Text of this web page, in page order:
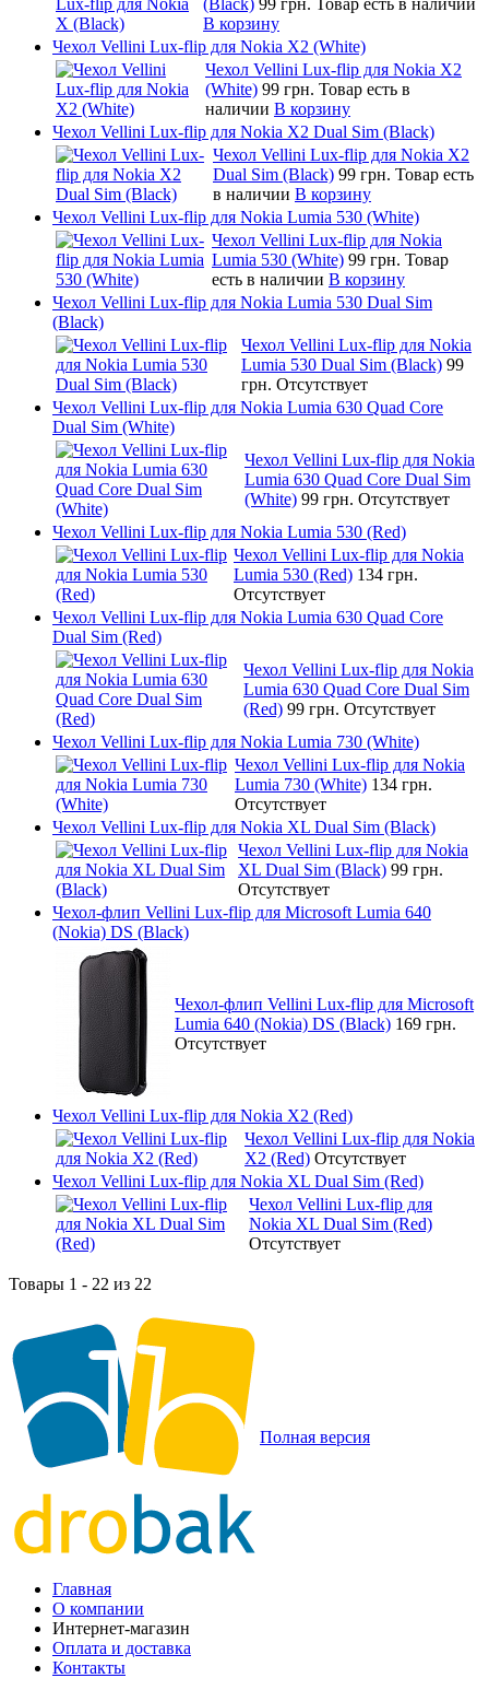
В корзину
Чехол Vellini Lux-flip для Nokia X2 (White)
Чехол Vellini Lux-flip для Nokia X2
(White) 99 грн. Товар есть в
наличии В корзину
Чехол Vellini Lux-flip для Nokia X2 Dual Sim (Black)
Чехол Vellini Lux-flip для Nokia X2
Dual Sim (Black) 99 грн. Товар есть
в наличии В корзину
Чехол Vellini Lux-flip для Nokia Lumia 530 (White)
Чехол Vellini Lux-flip для Nokia
Lumia 530 (White) 99 грн. Товар
есть в наличии В корзину
Чехол Vellini Lux-flip для Nokia Lumia 530 Dual Sim
(Black)
Чехол Vellini Lux-flip для Nokia
Lumia 530 Dual Sim (Black) 99
грн. Отсутствует
Чехол Vellini Lux-flip для Nokia Lumia 630 Quad Core
Dual Sim (White)
Чехол Vellini Lux-flip для Nokia
Lumia 630 Quad Core Dual Sim
(White) 99 грн. Отсутствует
Чехол Vellini Lux-flip для Nokia Lumia 530 (Red)
Чехол Vellini Lux-flip для Nokia
Lumia 530 (Red) 134 грн.
Отсутствует
Чехол Vellini Lux-flip для Nokia Lumia 630 Quad Core
Dual Sim (Red)
Чехол Vellini Lux-flip для Nokia
Lumia 630 Quad Core Dual Sim
(Red) 99 грн. Отсутствует
Чехол Vellini Lux-flip для Nokia Lumia 730 (White)
Чехол Vellini Lux-flip для Nokia
Lumia 730 (White) 134 грн.
Отсутствует
Чехол Vellini Lux-flip для Nokia XL Dual Sim (Black)
Чехол Vellini Lux-flip для Nokia
XL Dual Sim (Black) 99 грн.
Отсутствует
Чехол-флип Vellini Lux-flip для Microsoft Lumia 640
(Nokia) DS (Black)
Чехол-флип Vellini Lux-flip для Microsoft
Lumia 640 (Nokia) DS (Black) 169 грн.
Отсутствует
Чехол Vellini Lux-flip для Nokia X2 (Red)
Чехол Vellini Lux-flip для Nokia
X2 (Red) Отсутствует
Чехол Vellini Lux-flip для Nokia XL Dual Sim (Red)
Чехол Vellini Lux-flip для
Nokia XL Dual Sim (Red)
Отсутствует
Товары 1 - 22 из 22
Полная версия
Главная
О компании
Интернет-магазин
Оплата и доставка
Контакты